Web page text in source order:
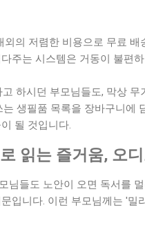
외의 저렴한 비용으로 무료
주는 시스템은 거동이 불편
하시던 부모님들도, 막상
생필품 목록을 장바구니에
될 것입니다.
읽는 즐거움, 오
님들도 노안이 오면 독서를
입니다. 이런 부모님께는 '